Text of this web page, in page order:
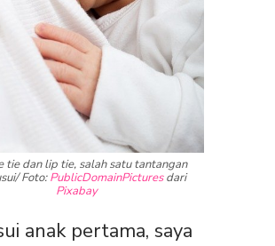
tie dan lip tie, salah satu tantangan
Foto:PublicDomainPicturesdari
Pixabay
anak pertama, saya